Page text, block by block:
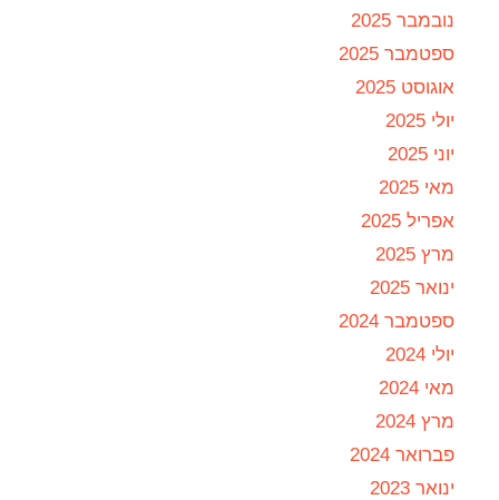
נובמבר 2025
ספטמבר 2025
אוגוסט 2025
יולי 2025
יוני 2025
מאי 2025
אפריל 2025
מרץ 2025
ינואר 2025
ספטמבר 2024
יולי 2024
מאי 2024
מרץ 2024
פברואר 2024
ינואר 2023